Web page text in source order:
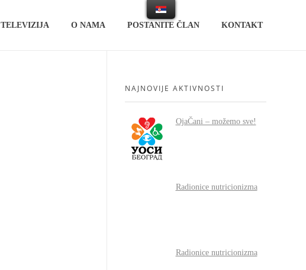
TELEVIZIJA O NAMA POSTANITE ČLAN KONTAKT
NAJNOVIJE AKTIVNOSTI
OjaČani – možemo sve!
Radionice nutricionizma
Radionice nutricionizma